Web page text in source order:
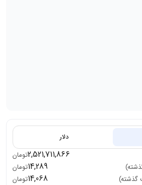
دلار
2,521,711,866تومان
14,289تومان
14,068تومان